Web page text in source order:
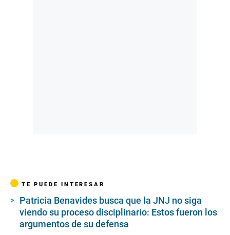
TE PUEDE INTERESAR
Patricia Benavides busca que la JNJ no siga
viendo su proceso disciplinario: Estos fueron los
argumentos de su defensa